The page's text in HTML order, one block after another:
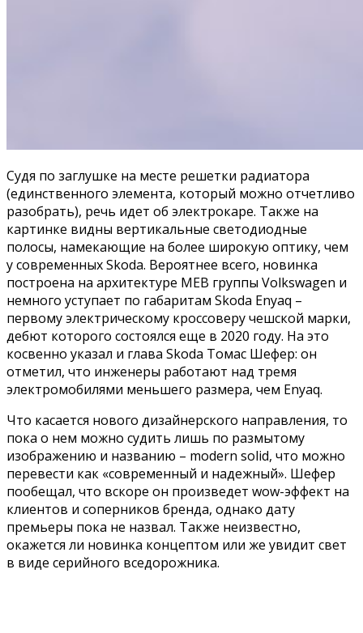
Судя по заглушке на месте решетки радиатора
(единственного элемента, который можно отчетливо
разобрать), речь идет об электрокаре. Также на
картинке видны вертикальные светодиодные
полосы, намекающие на более широкую оптику, чем
у современных Skoda. Вероятнее всего, новинка
построена на архитектуре MEB группы Volkswagen и
немного уступает по габаритам Skoda Enyaq –
первому электрическому кроссоверу чешской марки,
дебют которого состоялся еще в 2020 году. На это
косвенно указал и глава Skoda Томас Шефер: он
отметил, что инженеры работают над тремя
электромобилями меньшего размера, чем Enyaq.
Что касается нового дизайнерского направления, то
пока о нем можно судить лишь по размытому
изображению и названию – modern solid, что можно
перевести как «современный и надежный». Шефер
пообещал, что вскоре он произведет wow-эффект на
клиентов и соперников бренда, однако дату
премьеры пока не назвал. Также неизвестно,
окажется ли новинка концептом или же увидит свет
в виде серийного вседорожника.